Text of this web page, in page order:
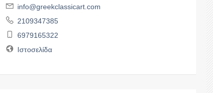
info@greekclassicart.com
2109347385
6979165322
Ιστοσελίδα